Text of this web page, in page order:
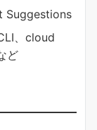
Suggestions
、cloud
ど